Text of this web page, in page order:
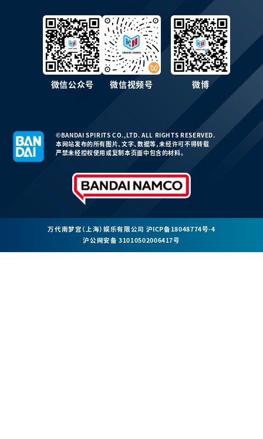
微信公众号 微信视频号 微博
©BANDAI SPIRITS CO.,LTD. ALL RIGHTS RESERVED.
本网站发布的所有图片、文字、数据等，未经许可不得转载
严禁未经授权使用或复制本页面中包含的材料。
万代南梦宫（上海）娱乐有限公司 沪ICP备18048774号-4
沪公网安备 31010502006417号